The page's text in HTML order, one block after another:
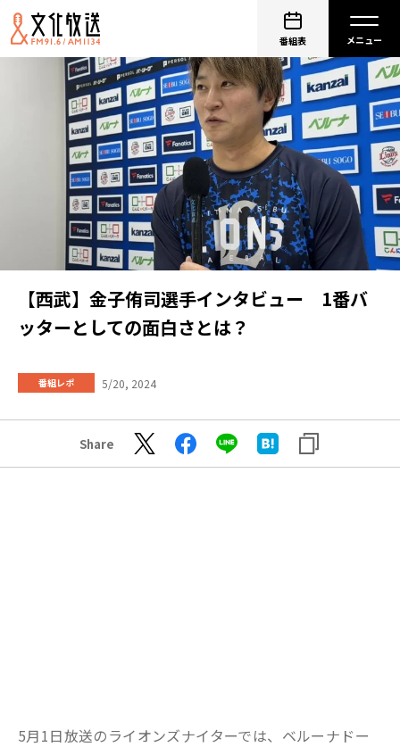
番組表
【西武】金子侑司選手インタビュー 1番バ
ッターとしての面白さとは？
番組レポ 5/20, 2024
Share
5月1日放送のライオンズナイターでは、ベルーナドー